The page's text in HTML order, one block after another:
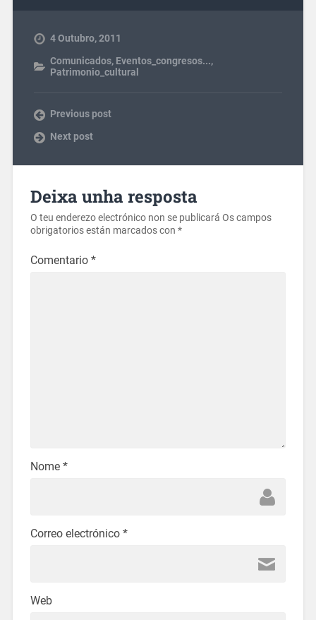
4 Outubro, 2011
Comunicados, Eventos_congresos...,
Patrimonio_cultural
Previous post
Next post
Deixa unha resposta
O teu enderezo electrónico non se publicará Os campos
obrigatorios están marcados con *
Comentario *
Nome *
Correo electrónico *
Web